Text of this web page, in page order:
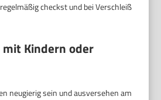
checkst und bei Verschleiß
Kindern oder
neugierig sein und ausversehen am